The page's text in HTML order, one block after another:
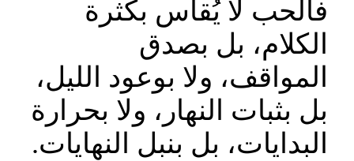
فالحب لا يُقاس بكثرة
الكلام، بل بصدق
المواقف، ولا بوعود الليل،
بل بثبات النهار، ولا بحرارة
البدايات، بل بنبل النهايات.